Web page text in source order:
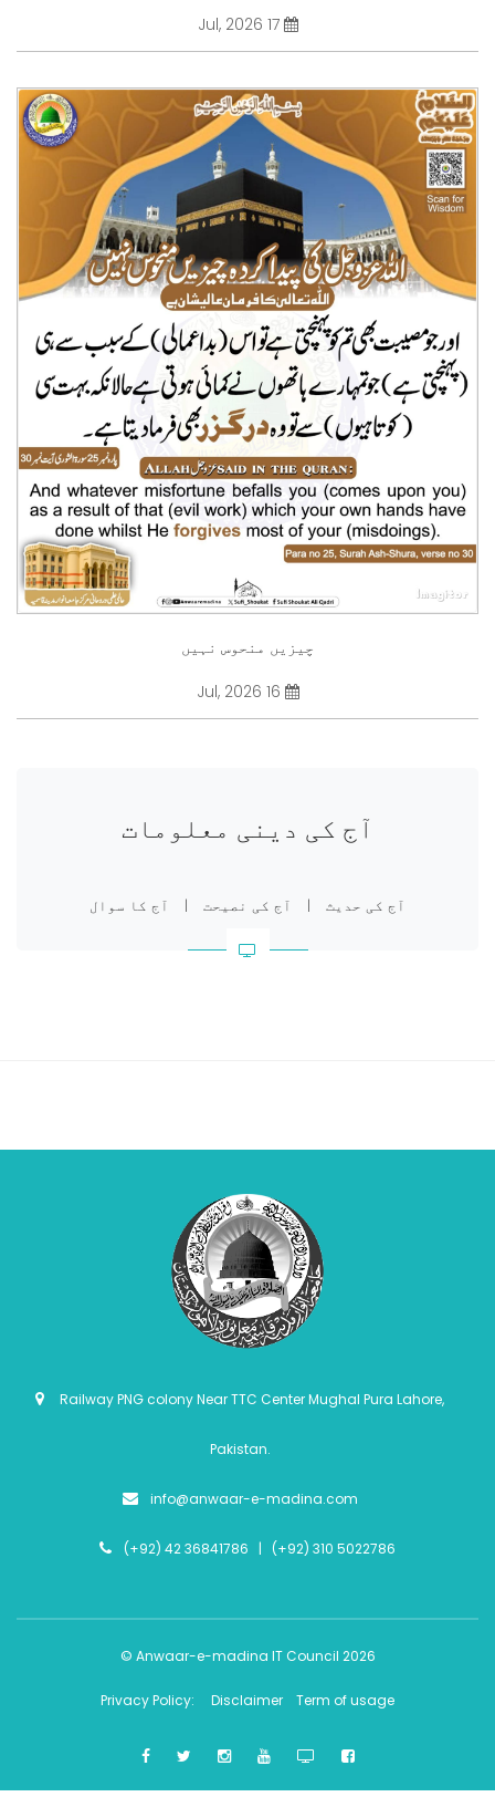
17 Jul, 2026
چیزیں منحوس نہیں
آج کی دینی معلومات
آج کی حدیث | آج کی نصیحت | آج کا سوال
Railway PNG colony Near TTC Center Mughal Pura Lahore,
Pakistan.
info@anwaar-e-madina.com
(+92) 42 36841786 | (+92) 310 5022786
© Anwaar-e-madina IT Council 2026
Privacy Policy: Disclaimer Term of usage